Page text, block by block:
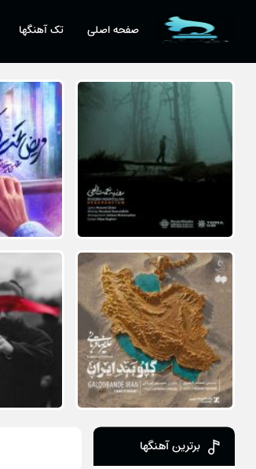
صفحه اصلی تک آهنگها
برترین آهنگها